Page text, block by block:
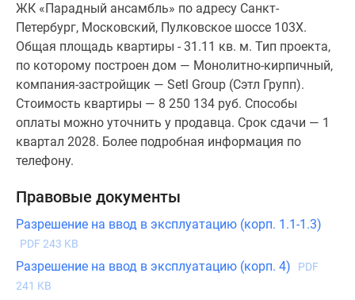
ЖК «Парадный ансамбль» по адресу Санкт-
Петербург, Московский, Пулковское шоссе 103Х.
Общая площадь квартиры - 31.11 кв. м. Тип проекта,
по которому построен дом — Монолитно-кирпичный,
компания-застройщик — Setl Group (Сэтл Групп).
Стоимость квартиры — 8 250 134 руб. Способы
оплаты можно уточнить у продавца. Срок сдачи — 1
квартал 2028. Более подробная информация по
телефону.
Правовые документы
Разрешение на ввод в эксплуатацию (корп. 1.1-1.3)
PDF 243 KB
Разрешение на ввод в эксплуатацию (корп. 4)
PDF
241 KB